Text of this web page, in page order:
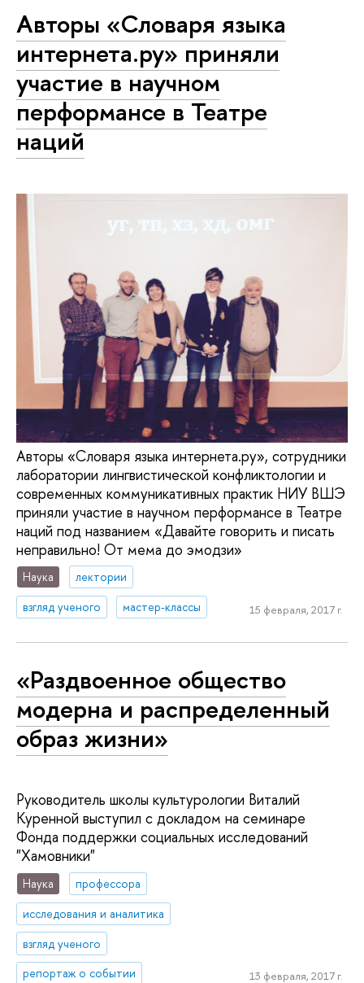
Авторы «Словаря языка
интернета.ру» приняли
участие в научном
перформансе в Театре
наций
Авторы «Словаря языка интернета.ру», сотрудники
лаборатории лингвистической конфликтологии и
современных коммуникативных практик НИУ ВШЭ
приняли участие в научном перформансе в Театре
наций под названием «Давайте говорить и писать
неправильно! От мема до эмодзи»
Наука
лектории
взгляд ученого
мастер-классы 15 февраля, 2017 г.
«Раздвоенное общество
модерна и распределенный
образ жизни»
Руководитель школы культурологии Виталий
Куренной выступил с докладом на семинаре
Фонда поддержки социальных исследований
"Хамовники"
Наука
профессора
исследования и аналитика
взгляд ученого
репортаж о событии
13 февраля, 2017 г.